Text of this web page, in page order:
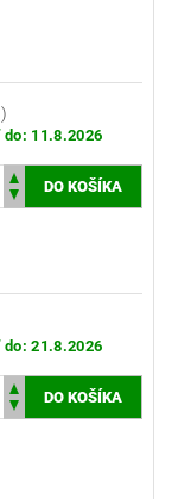
do: 11.8.2026
do: 21.8.2026